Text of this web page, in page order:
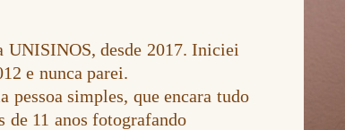
UNISINOS, desde 2017. Iniciei
e nunca parei.
pessoa simples, que encara tudo
11 anos fotografando